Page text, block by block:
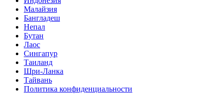
Малайзия
Бангладеш
Непал
Бутан
Лаос
Сингапур
Таиланд
Шри-Ланка
Тайвань
Политика конфиденциальности